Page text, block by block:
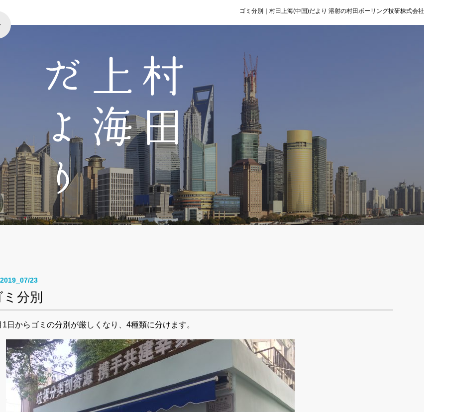
ゴミ分別｜村田上海(中国)だより 溶射の村田ボーリング技研株式会社
2019_07/23
ミ分別
1日からゴミの分別が厳しくなり、4種類に分けます。